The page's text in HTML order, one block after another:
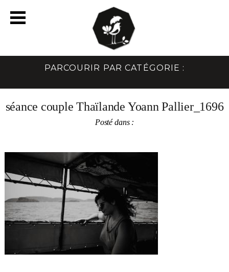
PARCOURIR PAR CATÉGORIE :
séance couple Thaïlande Yoann Pallier_1696
Posté dans :